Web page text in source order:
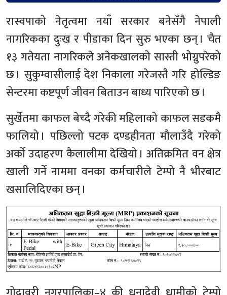
रास्वपाको नेतृत्वमा नयाँ सरकार बनेसँगै नेपाली
नागरिकका दुःख र पीडाका दिन सुरु भएका छन् । चैत
१३ गतेयता नागरिकले अनेकखालको सास्ती भोग्नुपरेको
छ । सुकुम्वासीलाई देश निकाला गरेजस्तै गरि होल्डिङ
सेन्टरमा कष्टपूर्ण जीवन बिताउन बाध्य पारिएको छ ।
सुर्खेतमा काफल बेच्दै गरेकी महिलाको काफल सडकमै
फालियो । पछिल्लो पटक दण्डहीनता मौलाउँदै गरेको
अर्को उदाहरण कैलालीमा देखियो । अतिक्रमित वन क्षेत्र
खाली गर्ने नाममा वनका कर्मचारीले टेम्पो नै भीरबाट
खसालिदिएका छन् ।